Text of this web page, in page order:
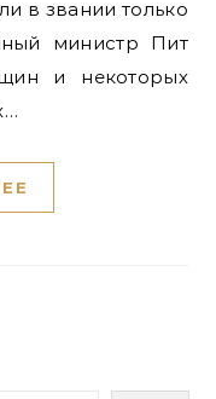
министр Пит
и некоторых